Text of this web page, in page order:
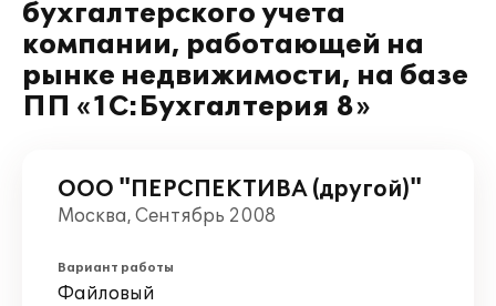
бухгалтерского учета
компании, работающей на
рынке недвижимости, на базе
ПП «1С:Бухгалтерия 8»
ООО "ПЕРСПЕКТИВА (другой)"
Москва, Сентябрь 2008
Вариант работы
Файловый